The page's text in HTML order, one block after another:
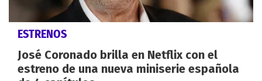
ESTRENOS
José Coronado brilla en Netflix con el
estreno de una nueva miniserie española